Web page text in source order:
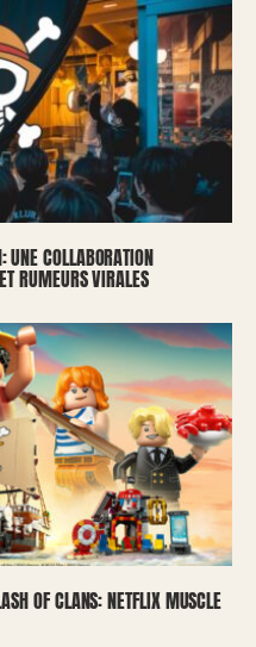
COLLABORATION
RUMEURS VIRALES
OF CLANS: NETFLIX MUSCLE